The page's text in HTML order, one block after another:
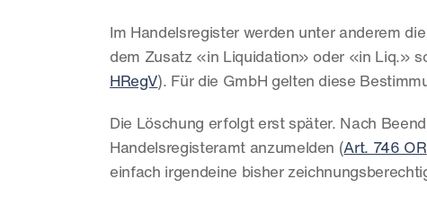
Im Handelsregister werden unter anderem
dem Zusatz «in Liquidation» oder «in Liq.»
HRegV). Für die GmbH gelten diese
Die Löschung erfolgt erst später. Nach
Handelsregisteramt anzumelden (Art. 746 OR
einfach irgendeine bisher